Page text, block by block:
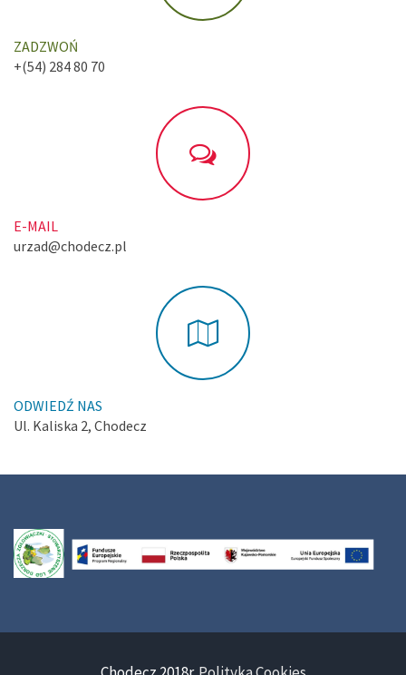
ZADZWOŃ
+(54) 284 80 70
E-MAIL
urzad@chodecz.pl
ODWIEDŹ NAS
Ul. Kaliska 2, Chodecz